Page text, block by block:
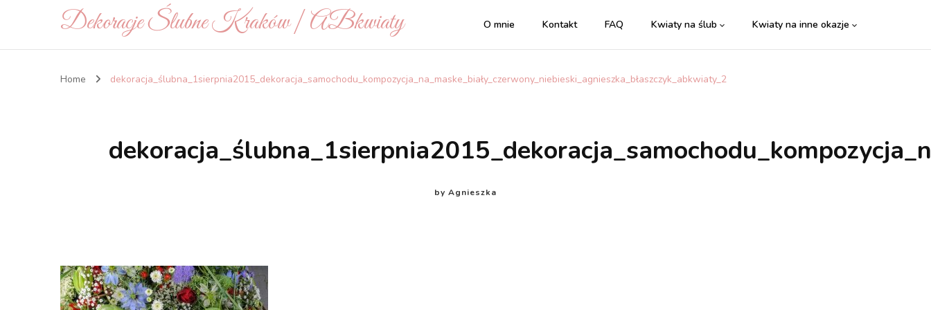
Dekoracje Ślubne Kraków | ABkwiaty O mnie Kontakt FAQ Kwiaty na ślub Kwiaty na inne okazje
Home dekoracja_ślubna_1sierpnia2015_dekoracja_samochodu_kompozycja_na_maske_biały_czerwony_niebieski_agnieszka_błaszczyk_abkwiaty_2
by Agnieszka